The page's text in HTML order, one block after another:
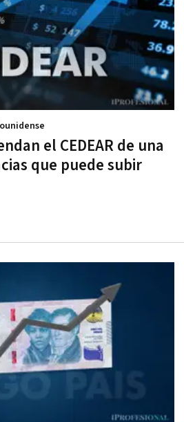
el CEDEAR de una
que puede subir